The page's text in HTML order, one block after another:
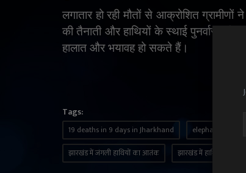
लगातार हो रही मौतों से आक्रोशित
की तैनाती और हाथियों के स्थाई पुनर्वास की
हालात और भयावह हो सकते हैं।
Tags:
19 deaths in 9 days in Jharkhand elephant turns
झारखंड में जंगली हाथियों का आतंक
झारखंड में हाथियों का आतंक